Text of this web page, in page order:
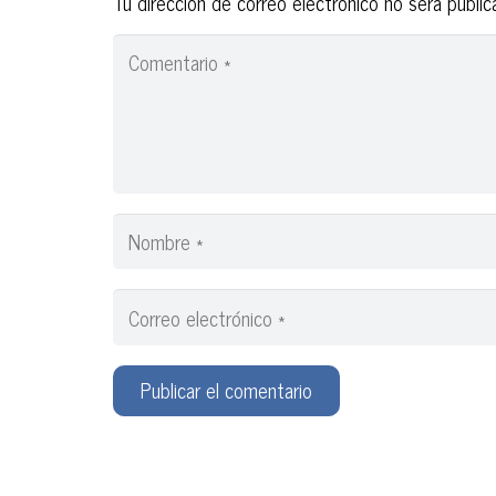
Publicar el comentario